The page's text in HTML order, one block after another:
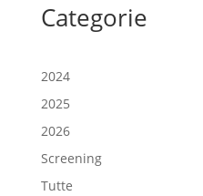
Categorie
2024
2025
2026
Screening
Tutte